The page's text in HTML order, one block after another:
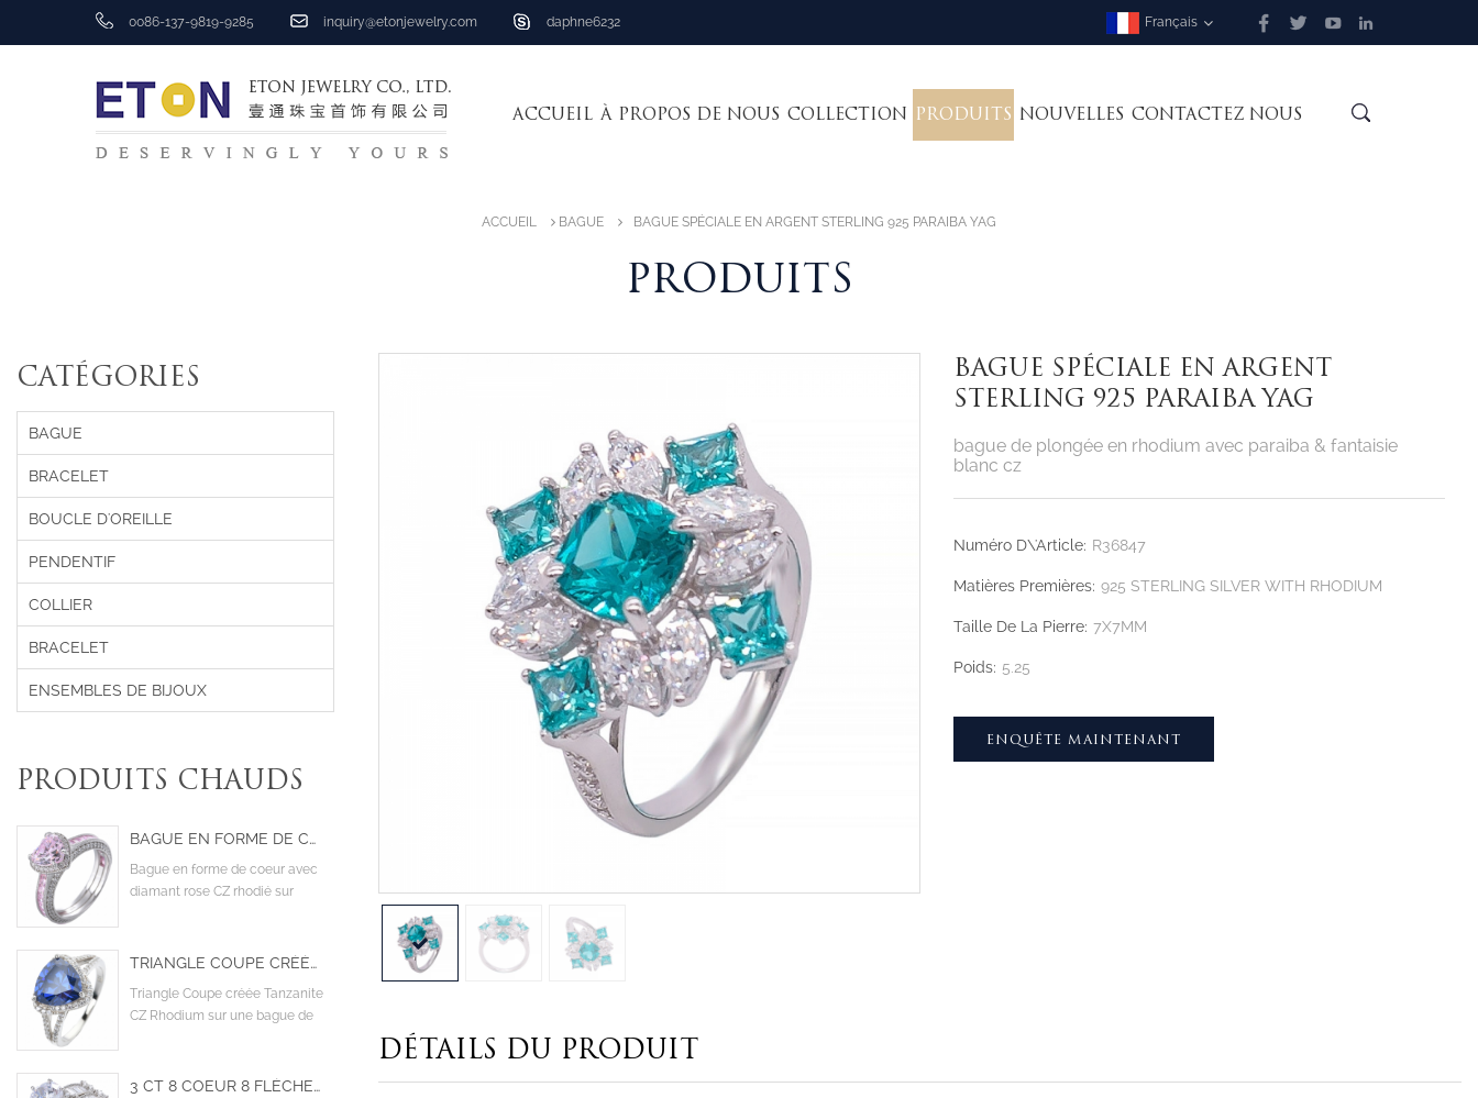
0086-137-9819-9285 inquiry@etonjewelry.com daphne6232 Français
ACCUEIL À PROPOS DE NOUS COLLECTION PRODUITS NOUVELLES CONTACTEZ NOUS
ACCUEIL BAGUE BAGUE SPÉCIALE EN ARGENT STERLING 925 PARAIBA YAG
PRODUITS
BAGUE SPÉCIALE EN ARGENT
STERLING 925 PARAIBA YAG
bague de plongée en rhodium avec paraiba & fantaisie
blanc cz
Numéro D\'article: R36847
Matières Premières: 925 STERLING SILVER WITH RHODIUM
Taille De La Pierre: 7X7MM
Poids: 5.25
ENQUÊTE MAINTENANT
DÉTAILS DU PRODUIT
CATÉGORIES
BAGUE
BRACELET
BOUCLE D'OREILLE
PENDENTIF
COLLIER
BRACELET
ENSEMBLES DE BIJOUX
PRODUITS CHAUDS
BAGUE EN FORME DE COEUR AVEC DIAMANT ROSE ET ZIRCON CUBIQUE RHODIÉ SUR ARGENT STERLING
Bague en forme de coeur avec
diamant rose CZ rhodié sur
TRIANGLE COUPE CRÉÉE TANZANITE CZ RHODIUM SUR UNE BAGUE DE FIANÇAILLES DE DESIGN STERLING
Triangle Coupe créée Tanzanite
CZ Rhodium sur une bague de
3 CT 8 COEUR 8 FLÈCHE BLANC AAA ZIRCON CUBIQUE PIERRE PRINCIPALE COCKTAIL BAGUES DE FIANÇAILLES DE MARIAGE